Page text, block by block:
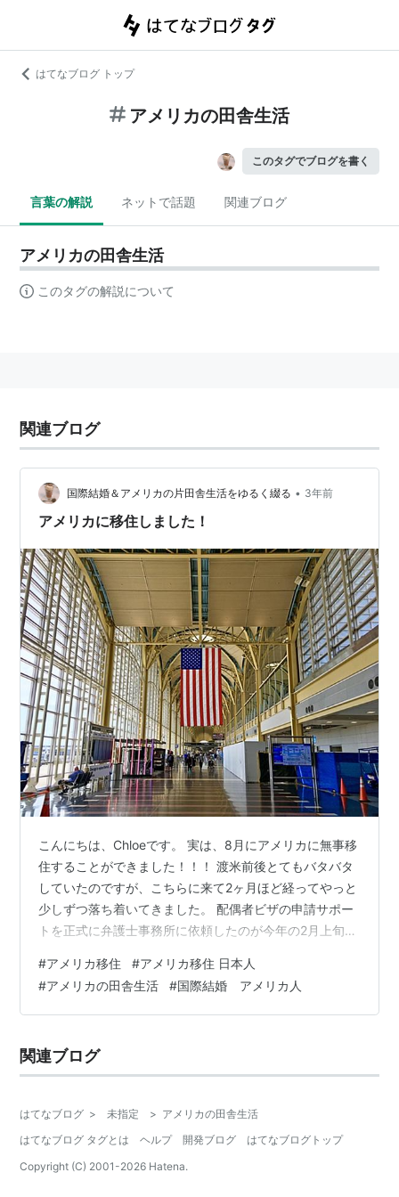
はてなブログ トップ
アメリカの田舎生活
このタグでブログを書く
言葉の解説 ネットで話題 関連ブログ
アメリカの田舎生活
このタグの解説について
関連ブログ
国際結婚＆アメリカの片田舎生活をゆるく綴る • 3年前
アメリカに移住しました！
こんにちは、Chloeです。 実は、8月にアメリカに無事移
住することができました！！！ 渡米前後とてもバタバタ
していたのですが、こちらに来て2ヶ月ほど経ってやっと
少しずつ落ち着いてきました。 配偶者ビザの申請サポー
トを正式に弁護士事務所に依頼したのが今年の2月上旬、
で、この半年はビザ取得手続きはもちろん、退職、東京
の家の退去など、本当にいろんなことを同時並行でこな
す必要があり、あっという間の半年でした。 アメリカの
ブログに書いているので↓、その後別の弁護士事務所と
契約してどんな感じだったかはまた…
#アメリカ移住 #アメリカ移住 日本人
#アメリカの田舎生活 #国際結婚 アメリカ人
関連ブログ
はてなブログ > 未指定 > アメリカの田舎生活
はてなブログ タグとは
ヘルプ 開発ブログ
はてなブログトップ
Copyright (C) 2001-2026 Hatena.